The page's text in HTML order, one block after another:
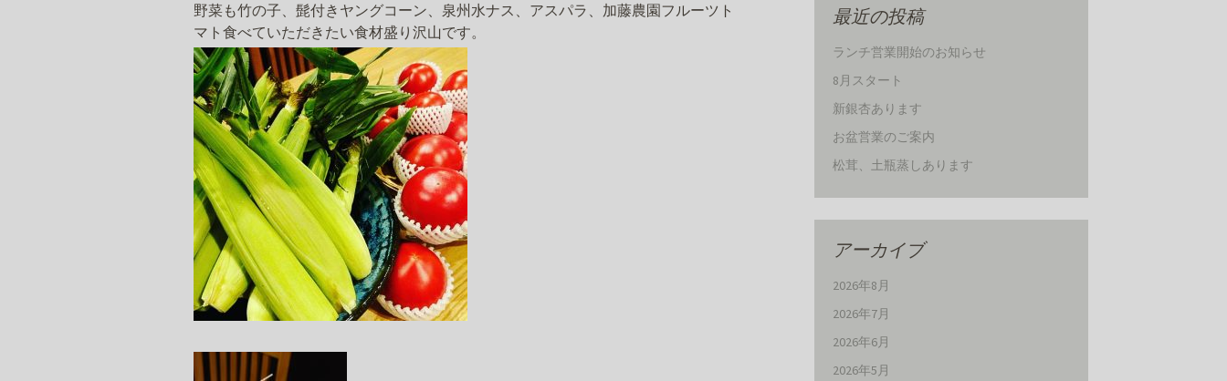
野菜も竹の子、髭付きヤングコーン、泉州水ナス、アスパラ、加藤農園フルーツト
マト食べていただきたい食材盛り沢山です。
最近の投稿
ランチ営業開始のお知らせ
8月スタート
新銀杏あります
お盆営業のご案内
松茸、土瓶蒸しあります
アーカイブ
2026年8月
2026年7月
2026年6月
2026年5月